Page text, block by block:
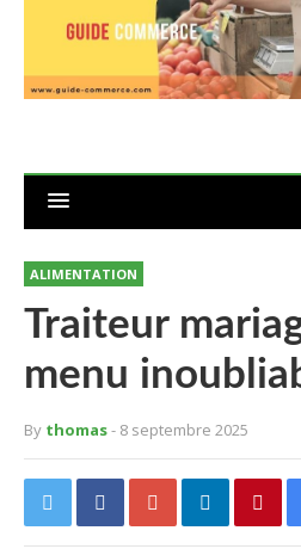
ALIMENTATION
Traiteur
menu
By thomas- 8 septembre 2025